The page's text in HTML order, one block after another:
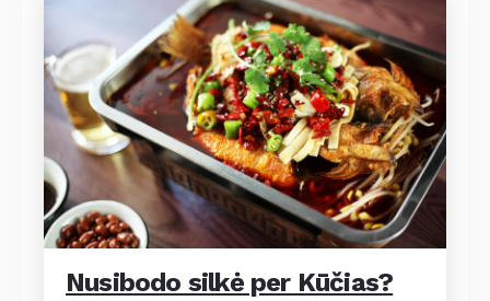
Nusibodo silkė per Kūčias?